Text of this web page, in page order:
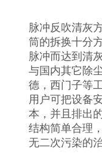
脉冲反吹清灰
筒的拆换十分
脉冲而达到清
与国内其它除
德，西门子等
用户可把设备
本，并且排出
结构简单合理
无二次污染的